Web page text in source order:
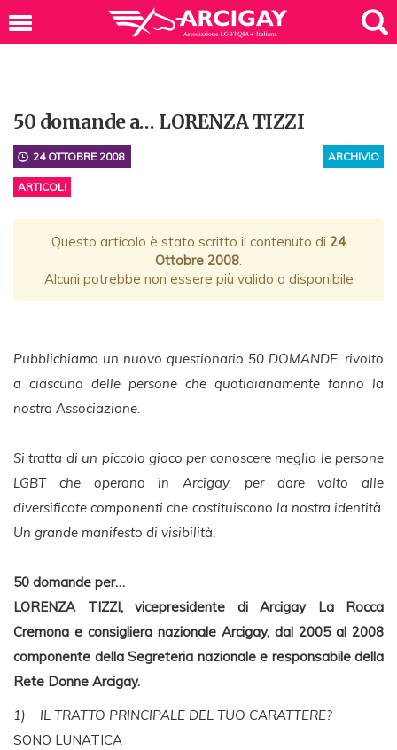
50 domande a… LORENZA TIZZI
ARCHIVIO
24 OTTOBRE 2008
ARTICOLI
Questo articolo è stato scritto il contenuto di 24
Ottobre 2008.
Alcuni potrebbe non essere più valido o disponibile
Pubblichiamo un nuovo questionario 50 DOMANDE, rivolto
a ciascuna delle persone che quotidianamente fanno la
nostra Associazione.
Si tratta di un piccolo gioco per conoscere meglio le persone
LGBT che operano in Arcigay, per dare volto alle
diversificate componenti che costituiscono la nostra identità.
Un grande manifesto di visibilità.
50 domande per…
LORENZA TIZZI, vicepresidente di Arcigay La Rocca
Cremona e consigliera nazionale Arcigay, dal 2005 al 2008
componente della Segreteria nazionale e responsabile della
Rete Donne Arcigay.
1) IL TRATTO PRINCIPALE DEL TUO CARATTERE?
SONO LUNATICA